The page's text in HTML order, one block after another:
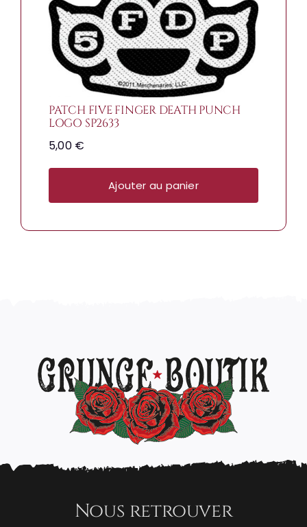
PATCH FIVE FINGER DEATH PUNCH
LOGO SP2633
5,00 €
Ajouter au panier
Nous retrouver